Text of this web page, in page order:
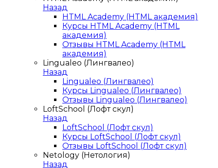
Назад
HTML Academy (HTML академия)
Курсы HTML Academy (HTML
академия)
Отзывы HTML Academy (HTML
академия)
Lingualeo (Лингвалео)
Назад
Lingualeo (Лингвалео)
Курсы Lingualeo (Лингвалео)
Отзывы Lingualeo (Лингвалео)
LoftSchool (Лофт скул)
Назад
LoftSchool (Лофт скул)
Курсы LoftSchool (Лофт скул)
Отзывы LoftSchool (Лофт скул)
Netology (Нетология)
Назад